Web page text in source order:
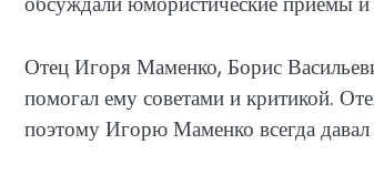
Отец Игоря Маменко, Борис
помогал ему советами и критикой.
поэтому Игорю Маменко всегда